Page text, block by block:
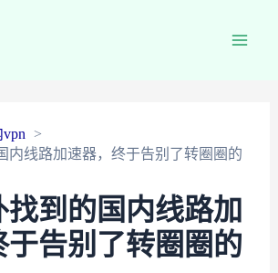
内线路加速器，终于告别了转圈圈的
找到的国内线路加
于告别了转圈圈的